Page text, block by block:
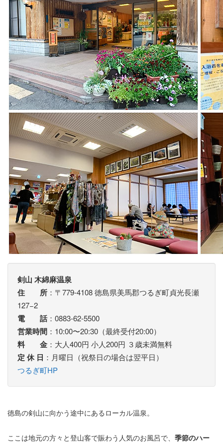
剣山 木綿麻温泉
住 所 ：〒779-4108 徳島県美馬郡つるぎ町貞光長瀬
127−2
電 話：0883-62-5500
営業時間 ：10:00〜20:30（最終受付20:00）
料 金 ：大人400円 小人200円 ３歳未満無料
定 休 日 ：月曜日（祝祭日の場合は翌平日）
つるぎ町HP
徳島の剣山に向かう途中にあるローカル温泉。
ここは地元の方々と登山客で賑わう人気のお風呂で、 季節のハー